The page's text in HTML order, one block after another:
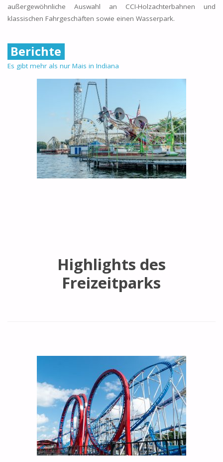
außergewöhnliche Auswahl an CCI-Holzachterbahnen und
klassischen Fahrgeschäften sowie einen Wasserpark.
Berichte
Es gibt mehr als nur Mais in Indiana
Highlights des
Freizeitparks